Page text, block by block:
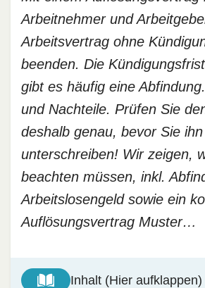
Arbeitnehmer und
Arbeitsvertrag ohne
beenden. Die
gibt es häufig eine
und Nachteile. Prüfen Sie
deshalb genau, bevor Sie ihn
unterschreiben! Wir zeigen,
beachten müssen, inkl.
Arbeitslosengeld sowie ein
Auflösungsvertrag Muster…
Inhalt (Hier aufklappen)